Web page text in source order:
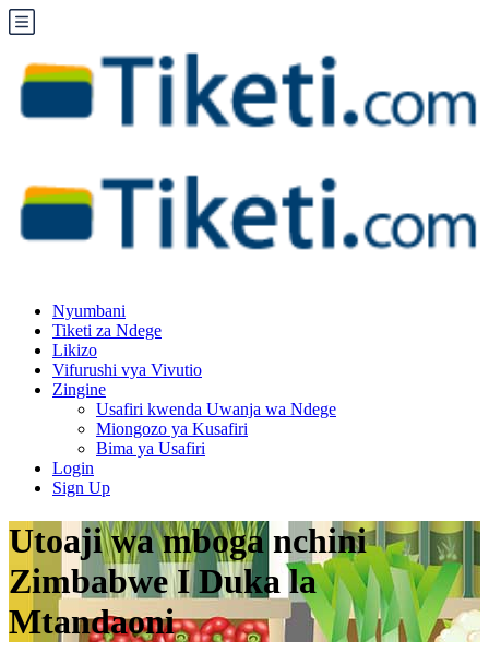
Nyumbani
Tiketi za Ndege
Likizo
Vifurushi vya Vivutio
Zingine
Usafiri kwenda Uwanja wa Ndege
Miongozo ya Kusafiri
Bima ya Usafiri
Login
Sign Up
Utoaji wa mboga nchini
Zimbabwe I Duka la
Mtandaoni